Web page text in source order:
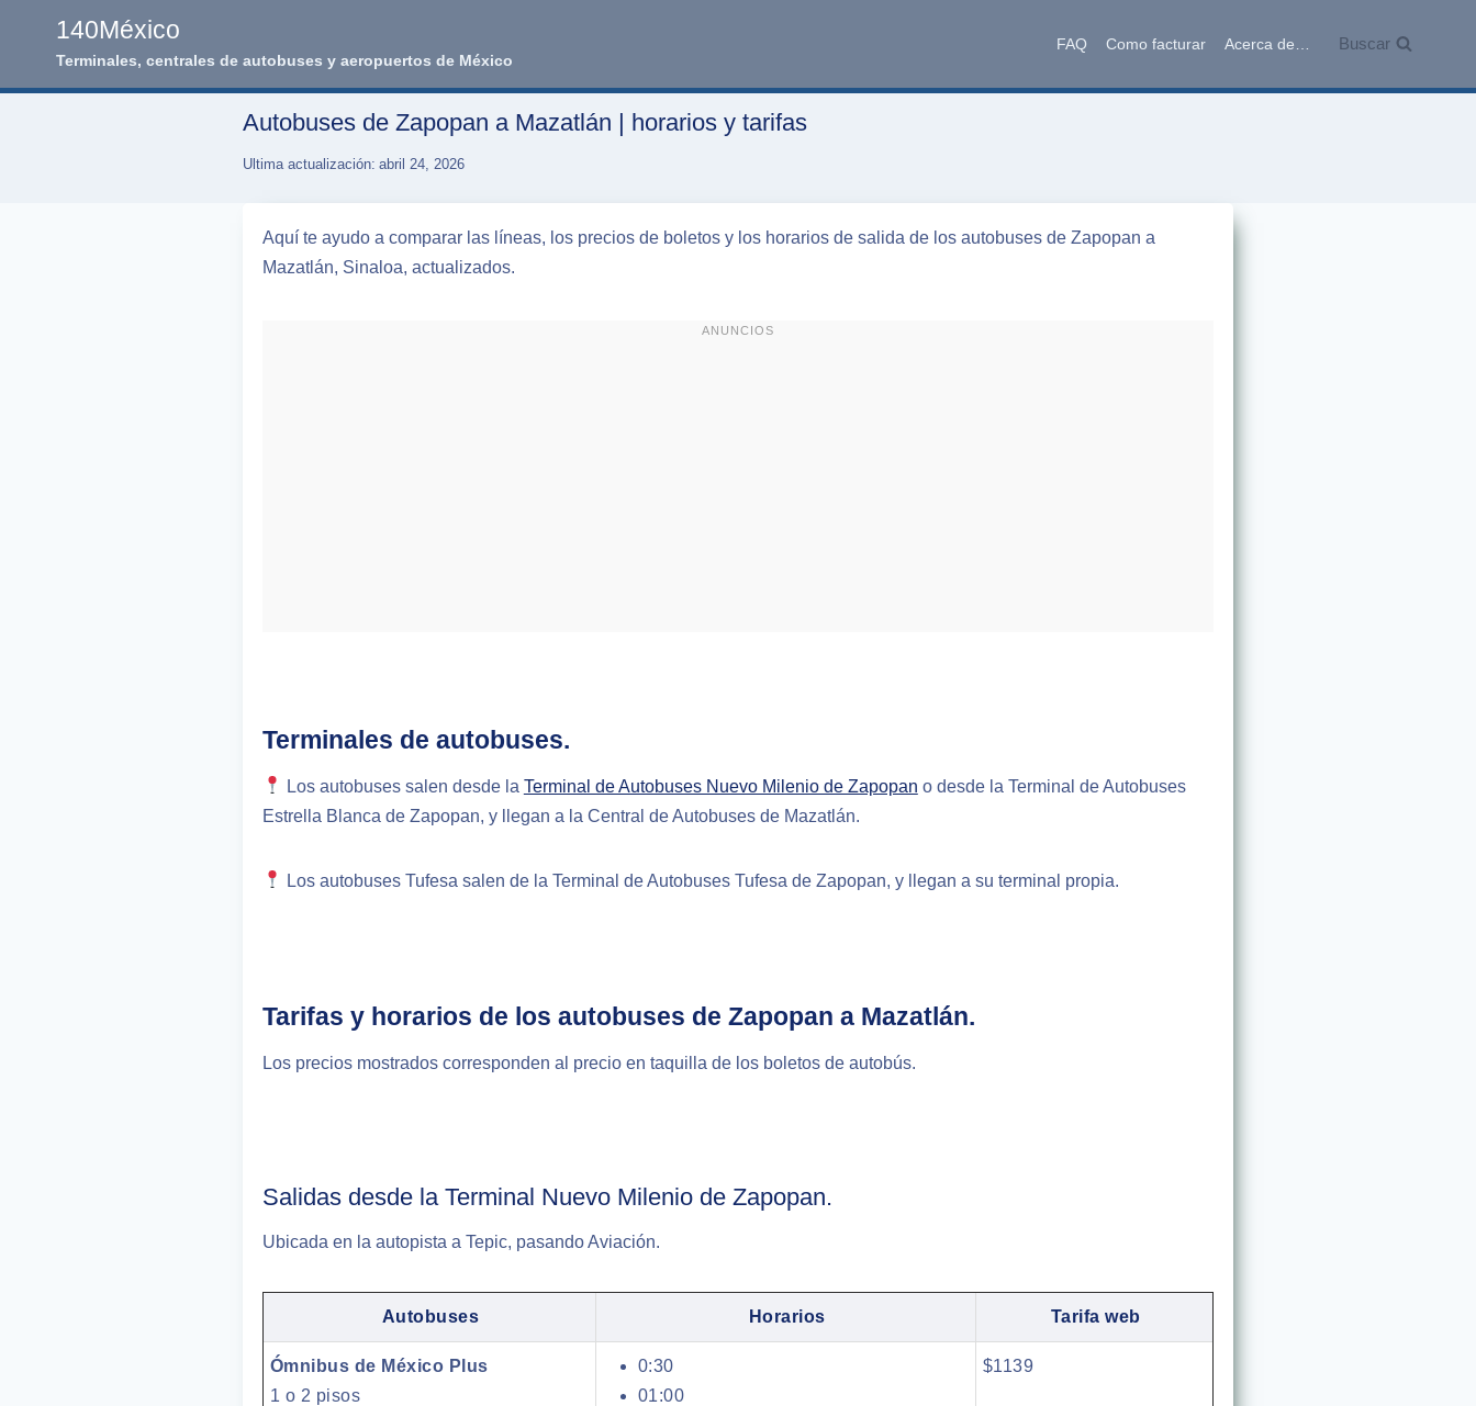
140México
Terminales, centrales de autobuses y aeropuertos de México
FAQ Como facturar Acerca de… Buscar
Autobuses de Zapopan a Mazatlán | horarios y tarifas
Ultima actualización: abril 24, 2026
Aquí te ayudo a comparar las líneas, los precios de boletos y los horarios de salida de los autobuses de Zapopan a
Mazatlán, Sinaloa, actualizados.
ANUNCIOS
Terminales de autobuses.
Los autobuses salen desde la Terminal de Autobuses Nuevo Milenio de Zapopan o desde la Terminal de Autobuses
Estrella Blanca de Zapopan, y llegan a la Central de Autobuses de Mazatlán.
Los autobuses Tufesa salen de la Terminal de Autobuses Tufesa de Zapopan, y llegan a su terminal propia.
Tarifas y horarios de los autobuses de Zapopan a Mazatlán.
Los precios mostrados corresponden al precio en taquilla de los boletos de autobús.
Salidas desde la Terminal Nuevo Milenio de Zapopan.
Ubicada en la autopista a Tepic, pasando Aviación.
Autobuses Horarios Tarifa web
Ómnibus de México Plus
1 o 2 pisos
0:30
01:00
$1139